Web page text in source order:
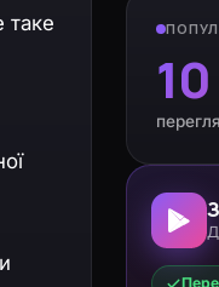
таке
10